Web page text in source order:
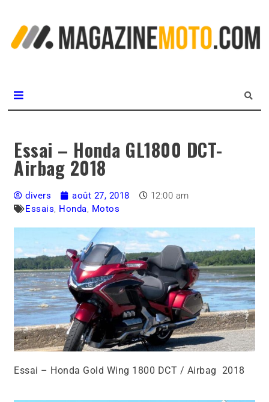
Essai – Honda GL1800 DCT-
Airbag 2018
divers août 27, 2018
12:00 am
Essais, Honda, Motos
Essai – Honda Gold Wing 1800 DCT / Airbag 2018